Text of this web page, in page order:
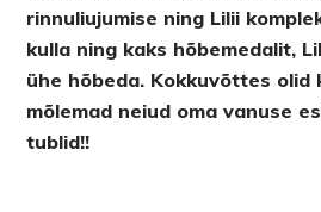
rinnuliujumise ning Lilii
kulla ning kaks hõbemedalit,
ühe hõbeda. Kokkuvõttes olid
mõlemad neiud oma vanuse
tublid!!